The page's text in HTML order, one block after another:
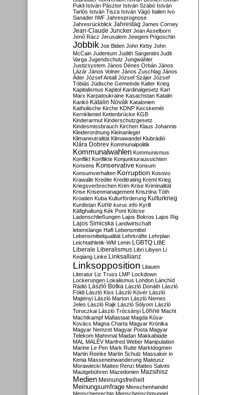
Pukli István Pásztor István Szabó István
Tarlós István Tisza István Vágó Italien Ivo
Sanader IWF Jahresprognose
Jahresrückblick Jahrestag James Corney
Jean-Claude Juncker Jean Asselborn
Jenő Rácz Jerusalem Jewgeni Prigoschin
Jobbik Joe Biden John Kirby John
McCain Judentum Judith Sargentini Judit
Varga Jugendschutz Jungwähler
Justizsystem János Dénes Orbán János
Lázár János Volner János Zuschlag János
Áder József Antall József Szájer József
Tóbiás Jüdische Gemeinde Kalter Krieg
Kapitalismus Kapitol Kardinalgesetz Karl
Marx Karpatoukraine Kasachstan Katalin
Karikó Katalin Novák Katalonien
Katholische Kirche KDNP Kecskemét
Kernklientel Kettenbrücke KGB
Kinderarmut Kinderschutzgesetz
Kindesmissbrauch Kirchen Klaus Johannis
Kleiderordnung Kleinanleger
Klimaneutralität Klimawandel Klubrádió
Klára Dobrev Kommunalpolitik
Kommunalwahlen Kommunismus
Konflikt Konflikte Konjunkturaussichten
Konsens Konservative Konsum
Konsumverhalten Korruption Kosovo
Krawalle Kredite Kreditrating Kreml Krieg
Kriegsverbrechen Krim-Krise Kriminalität
Krise Krisenmanagement Krisztina Tóth
Kroatien Kuba Kulturförderung Kulturkrieg
Kurdistan Kurie kuruc.info Kyrill
Käfighaltung Kék Pont Kötcse
Ladenschließungen Lajos Bokros Lajos Rig
Lajos Simicska Landwirtschaft
lebenslange Haft Lebensmittel
Lebensmittelqualität Lehrkräfte Lehrplan
Leichtathletik-WM Lenin LGBTQ LIBE
Liberale Liberalismus Libri Libyen Li
Keqiang Linke Linksallianz
Linksopposition Litauen
Literatur Liz Truss LMP Lockdown
Lockerungen Lokalismus London Lánchíd
Rádió
László Botka László Donáth László
Földi László Kiss László Kövér László
Majtényi László Marton László Nemes
Jeles László Rajk László Sólyom László
Toroczkai László Trócsányi Löhne Macht
Machtkampf Mafiastaat Magda Kósa-
Kovács Magna Charta Magyar Krónika
Magyar Nemzet Magyar Posta Magyar
Telekom Mahnmal Maidan Makkabiade
MAL MALÉV Manfred Weber Manipulation
Marine Le Pen Mark Rutte Marktdogmen
Martin Reinke Martin Schulz Massaker in
Kenia Masseneinwanderung Mateusz
Morawiecki Matteo Renzi Matteo Salvini
Mautgebühren Mazedonien Mazsihisz
Medien Meinungsfreiheit
Meinungsumfrage Menschenhandel
Menschenrechte Menschenschmuggel